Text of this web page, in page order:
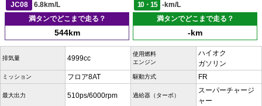
JC08
6.8km/L 10・15
-km/L
満タンでどこまで走る？
544km
満タンでどこまで走る？
-km
排気量 4999cc
使用燃料
エンジン
ハイオク
ガソリン
ミッション フロア8AT 駆動方式 FR
最大出力 510ps/6000rpm 過給器（ターボ）
スーパーチャージ
ャー